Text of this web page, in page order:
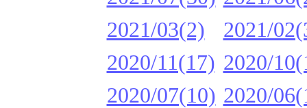
2021/03(2)
2021/
2020/11(17) 2020/
2020/07(10) 2020/